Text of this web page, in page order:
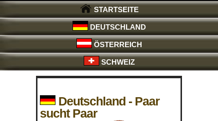
STARTSEITE
DEUTSCHLAND
ÖSTERREICH
SCHWEIZ
Deutschland - Paar
sucht Paar